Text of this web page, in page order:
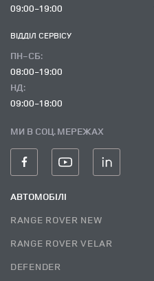
09:00-19:00
ВІДДІЛ CЕРВІСУ
ПН-СБ:
08:00-19:00
НД:
09:00-18:00
МИ В СОЦ. МЕРЕЖАХ
АВТОМОБІЛІ
RANGE ROVER NEW
RANGE ROVER VELAR
DEFENDER